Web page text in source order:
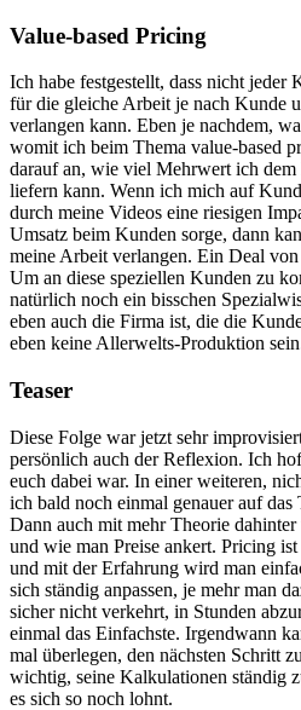
Value-based Pricing
Ich habe festgestellt, dass nicht jeder
für die gleiche Arbeit je nach Kunde
verlangen kann. Eben je nachdem,
womit ich beim Thema value-based
darauf an, wie viel Mehrwert ich
liefern kann. Wenn ich mich auf
durch meine Videos eine riesigen
Umsatz beim Kunden sorge, dann
meine Arbeit verlangen. Ein Deal
Um an diese speziellen Kunden zu
natürlich noch ein bisschen
eben auch die Firma ist, die die
eben keine Allerwelts-Produktion
Teaser
Diese Folge war jetzt sehr
persönlich auch der Reflexion. Ich
euch dabei war. In einer weiteren,
ich bald noch einmal genauer auf das
Dann auch mit mehr Theorie dahinter
und wie man Preise ankert. Pricing
und mit der Erfahrung wird man
sich ständig anpassen, je mehr man
sicher nicht verkehrt, in Stunden
einmal das Einfachste. Irgendwann
mal überlegen, den nächsten Schritt
wichtig, seine Kalkulationen ständig
es sich so noch lohnt.